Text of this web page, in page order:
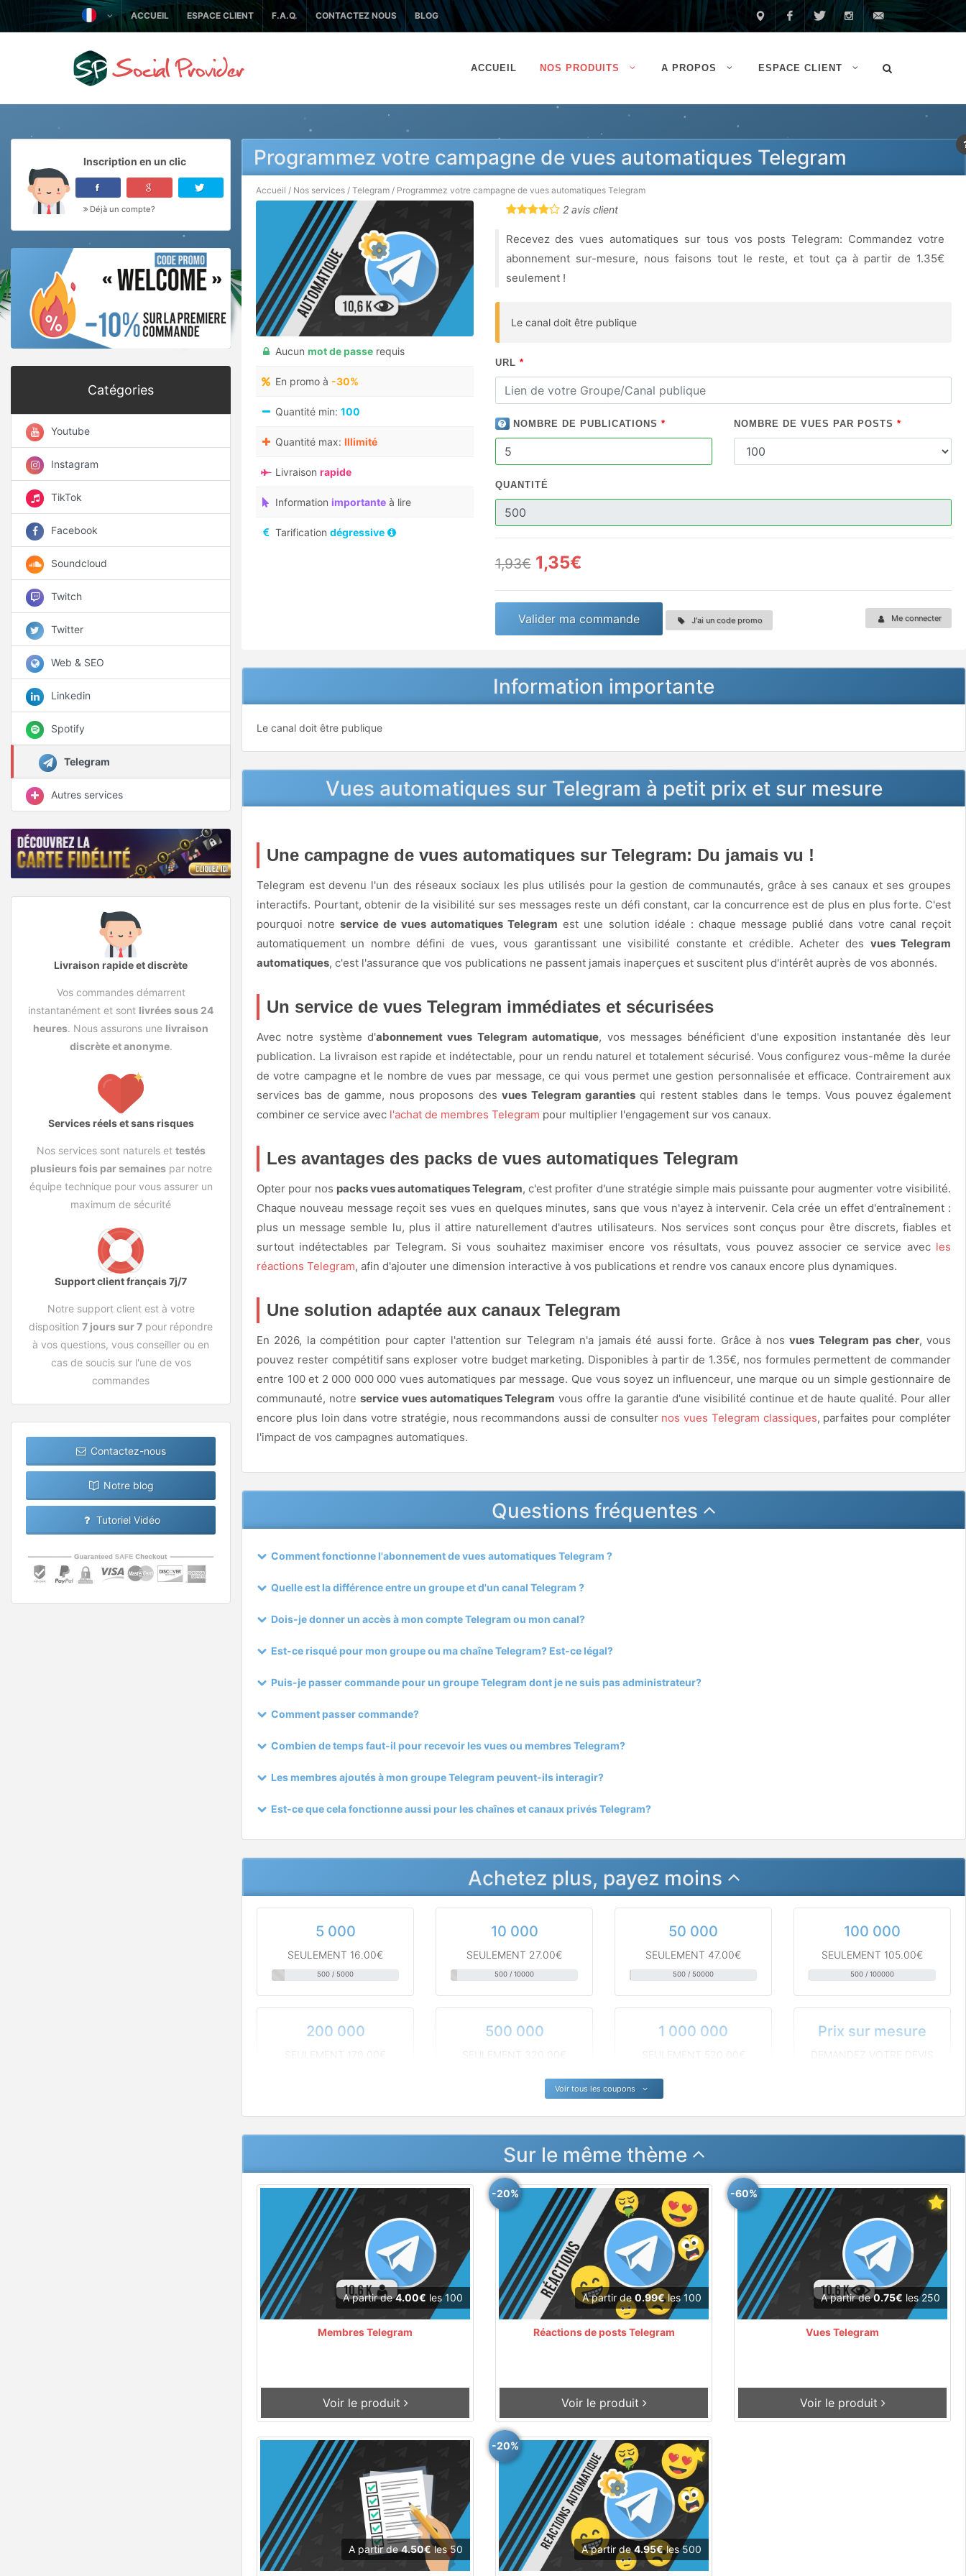
ACCUEIL ESPACE CLIENT F.A.Q. CONTACTEZ NOUS BLOG
ACCUEIL NOS PRODUITS A PROPOS ESPACE CLIENT
Inscription en un clic
Déjà un compte?
Catégories
Youtube
Instagram
TikTok
Facebook
Soundcloud
Twitch
Twitter
Web & SEO
Linkedin
Spotify
Telegram
Autres services
Livraison rapide et discrète
Vos commandes démarrent
instantanément et sont livrées sous 24
heures. Nous assurons une livraison
discrète et anonyme.
Services réels et sans risques
Nos services sont naturels et testés
plusieurs fois par semainespar notre
équipe technique pour vous assurer un
maximum de sécurité
Support client français 7j/7
Notre support client est à votre
disposition 7 jours sur 7 pour répondre
à vos questions, vous conseiller ou en
cas de soucis sur l'une de vos
commandes
Contactez-nous
Notre blog
Tutoriel Vidéo
Programmez votre campagne de vues automatiques Telegram
Accueil / Nos services / Telegram / Programmez votre campagne de vues automatiques Telegram
Aucun mot de passe requis
En promo à -30%
Quantité min: 100
Quantité max: Illimité
Livraison rapide
Information importante à lire
Tarification dégressive
2 avis client
Recevez des vues automatiques sur tous vos posts Telegram: Commandez votre
abonnement sur-mesure, nous faisons tout le reste, et tout ça à partir de 1.35€
seulement !
Le canal doit être publique
URL *
NOMBRE DE PUBLICATIONS * NOMBRE DE VUES PAR POSTS*
QUANTITÉ
1,93€ 1,35€
Valider ma commande J'ai un code promo Me connecter
Information importante
Le canal doit être publique
Vues automatiques sur Telegram à petit prix et sur mesure
Une campagne de vues automatiques sur Telegram: Du jamais vu !
Telegram est devenu l'un des réseaux sociaux les plus utilisés pour la gestion de communautés, grâce à ses canaux et ses groupes
interactifs. Pourtant, obtenir de la visibilité sur ses messages reste un défi constant, car la concurrence est de plus en plus forte. C'est
pourquoi notreservice de vues automatiques Telegram est une solution idéale : chaque message publié dans votre canal reçoit
automatiquement un nombre défini de vues, vous garantissant une visibilité constante et crédible. Acheter des vues Telegram
automatiques, c'est l'assurance que vos publications ne passent jamais inaperçues et suscitent plus d'intérêt auprès de vos abonnés.
Un service de vues Telegram immédiates et sécurisées
Avec notre système d'abonnement vues Telegram automatique, vos messages bénéficient d'une exposition instantanée dès leur
publication. La livraison est rapide et indétectable, pour un rendu naturel et totalement sécurisé. Vous configurez vous-même la durée
de votre campagne et le nombre de vues par message, ce qui vous permet une gestion personnalisée et efficace. Contrairement aux
services bas de gamme, nous proposons desvues Telegram garanties qui restent stables dans le temps. Vous pouvez également
combiner ce service avec l'achat de membres Telegram pour multiplier l'engagement sur vos canaux.
Les avantages des packs de vues automatiques Telegram
Opter pour nos packs vues automatiques Telegram, c'est profiter d'une stratégie simple mais puissante pour augmenter votre visibilité.
Chaque nouveau message reçoit ses vues en quelques minutes, sans que vous n'ayez à intervenir. Cela crée un effet d'entraînement :
plus un message semble lu, plus il attire naturellement d'autres utilisateurs. Nos services sont conçus pour être discrets, fiables et
surtout indétectables par Telegram. Si vous souhaitez maximiser encore vos résultats, vous pouvez associer ce service avec les
réactions Telegram, afin d'ajouter une dimension interactive à vos publications et rendre vos canaux encore plus dynamiques.
Une solution adaptée aux canaux Telegram
En 2026, la compétition pour capter l'attention sur Telegram n'a jamais été aussi forte. Grâce à nosvues Telegram pas cher, vous
pouvez rester compétitif sans exploser votre budget marketing. Disponibles à partir de 1.35€, nos formules permettent de commander
entre 100 et 2 000 000 000 vues automatiques par message. Que vous soyez un influenceur, une marque ou un simple gestionnaire de
communauté, notre service vues automatiques Telegram vous offre la garantie d'une visibilité continue et de haute qualité. Pour aller
encore plus loin dans votre stratégie, nous recommandons aussi de consulter nos vues Telegram classiques, parfaites pour compléter
l'impact de vos campagnes automatiques.
Questions fréquentes
Comment fonctionne l'abonnement de vues automatiques Telegram ?
Quelle est la différence entre un groupe et d'un canal Telegram ?
Dois-je donner un accès à mon compte Telegram ou mon canal?
Est-ce risqué pour mon groupe ou ma chaîne Telegram? Est-ce légal?
Puis-je passer commande pour un groupe Telegram dont je ne suis pas administrateur?
Comment passer commande?
Combien de temps faut-il pour recevoir les vues ou membres Telegram?
Les membres ajoutés à mon groupe Telegram peuvent-ils interagir?
Est-ce que cela fonctionne aussi pour les chaînes et canaux privés Telegram?
Achetez plus, payez moins
5 000
SEULEMENT 16.00€
500 / 5000
10 000
SEULEMENT 27.00€
500 / 10000
50 000
SEULEMENT 47.00€
500 / 50000
100 000
SEULEMENT 105.00€
500 / 100000
200 000
SEULEMENT 170.00€
500 000
SEULEMENT 320.00€
1 000 000
SEULEMENT 520.00€
Prix sur mesure
DEMANDEZ VOTRE DEVIS
Voir tous les coupons
Sur le même thème
A partir de4.00€ les 100
Membres Telegram
Voir le produit
A partir de0.99€les 100
Réactions de posts Telegram
Voir le produit
-20%
A partir de0.75€ les 250
Vues Telegram
Voir le produit
-60%
A partir de4.50€les 50 A partir de4.95€les 500
-20%